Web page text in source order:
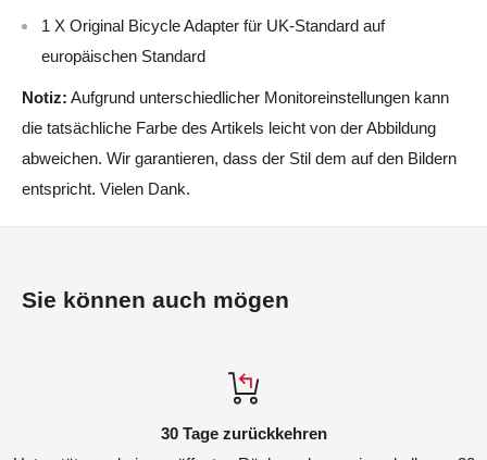
1 X Original Bicycle Adapter für UK-Standard auf
europäischen Standard
Notiz: Aufgrund unterschiedlicher Monitoreinstellungen kann
die tatsächliche Farbe des Artikels leicht von der Abbildung
abweichen. Wir garantieren, dass der Stil dem auf den Bildern
entspricht. Vielen Dank.
Sie können auch mögen
30 Tage zurückkehren